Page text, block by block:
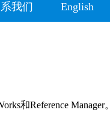
我们 English
和Reference Manager。